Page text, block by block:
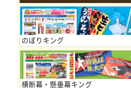
のぼりキング
横断幕・懸垂幕キング